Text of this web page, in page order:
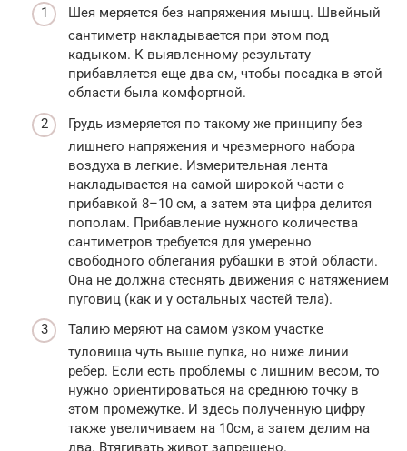
Шея меряется без напряжения мышц. Швейный
сантиметр накладывается при этом под
кадыком. К выявленному результату
прибавляется еще два см, чтобы посадка в этой
области была комфортной.
Грудь измеряется по такому же принципу без
лишнего напряжения и чрезмерного набора
воздуха в легкие. Измерительная лента
накладывается на самой широкой части с
прибавкой 8–10 см, а затем эта цифра делится
пополам. Прибавление нужного количества
сантиметров требуется для умеренно
свободного облегания рубашки в этой области.
Она не должна стеснять движения с натяжением
пуговиц (как и у остальных частей тела).
Талию меряют на самом узком участке
туловища чуть выше пупка, но ниже линии
ребер. Если есть проблемы с лишним весом, то
нужно ориентироваться на среднюю точку в
этом промежутке. И здесь полученную цифру
также увеличиваем на 10см, а затем делим на
два. Втягивать живот запрещено.